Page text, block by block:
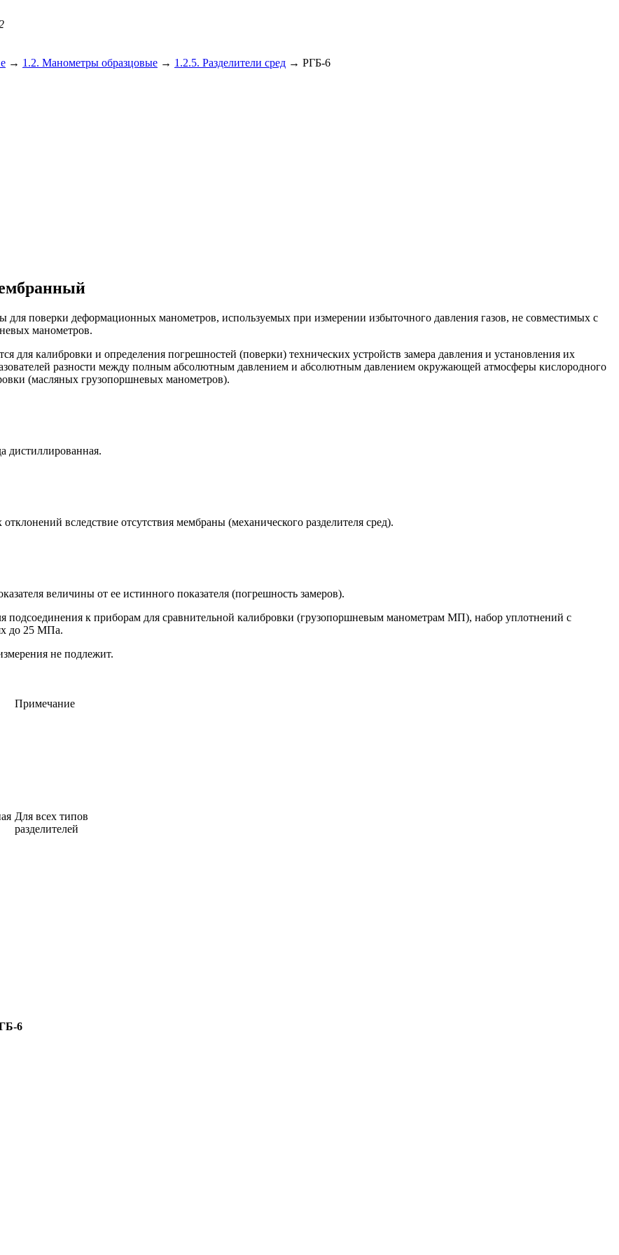
→ 1.2. Манометры образцовые → 1.2.5. Разделители сред → РГБ-6
для поверки деформационных манометров, используемых при измерении избыточного давления газов, не совместимых с
манометров.
для калибровки и определения погрешностей (поверки) технических устройств замера давления и установления их
разности между полным абсолютным давлением и абсолютным давлением окружающей атмосферы кислородного
(масляных грузопоршневых манометров).
дистиллированная.
вследствие отсутствия мембраны (механического разделителя сред).
величины от ее истинного показателя (погрешность замеров).
подсоединения к приборам для сравнительной калибровки (грузопоршневым манометрам МП), набор уплотнений с
до 25 МПа.
не подлежит.
Примечание
Для всех типов
разделителей
6